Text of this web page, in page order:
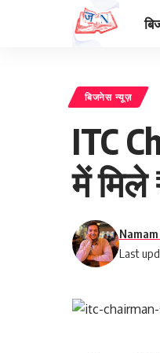
बिजनेस न्यूज़
ITC
में मिले
Last